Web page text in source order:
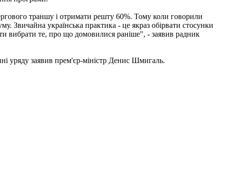
траншу і отримати решту 60%. Тому коли говорили
Звичайна українська практика - це якраз обірвати стосунки
вибрати те, про що домовилися раніше", - заявив радник
уряду заявив прем'єр-міністр Денис Шмигаль.